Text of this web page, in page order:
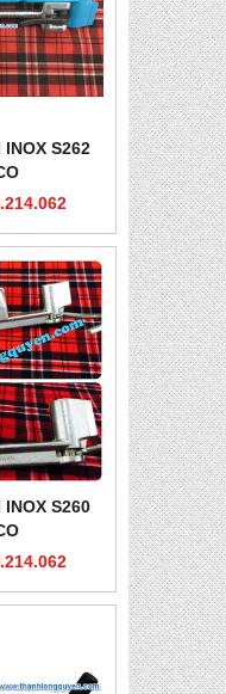
S262
S260